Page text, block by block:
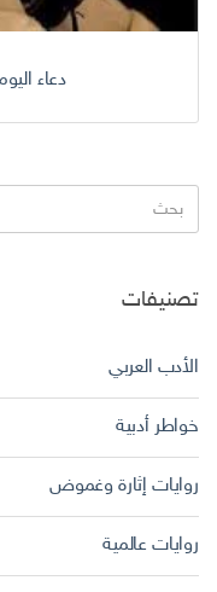
دعاء
البحث
عن:
تصنيفات
الأدب العربي
خواطر أدبية
روايات إثارة وغموض
روايات عالمية